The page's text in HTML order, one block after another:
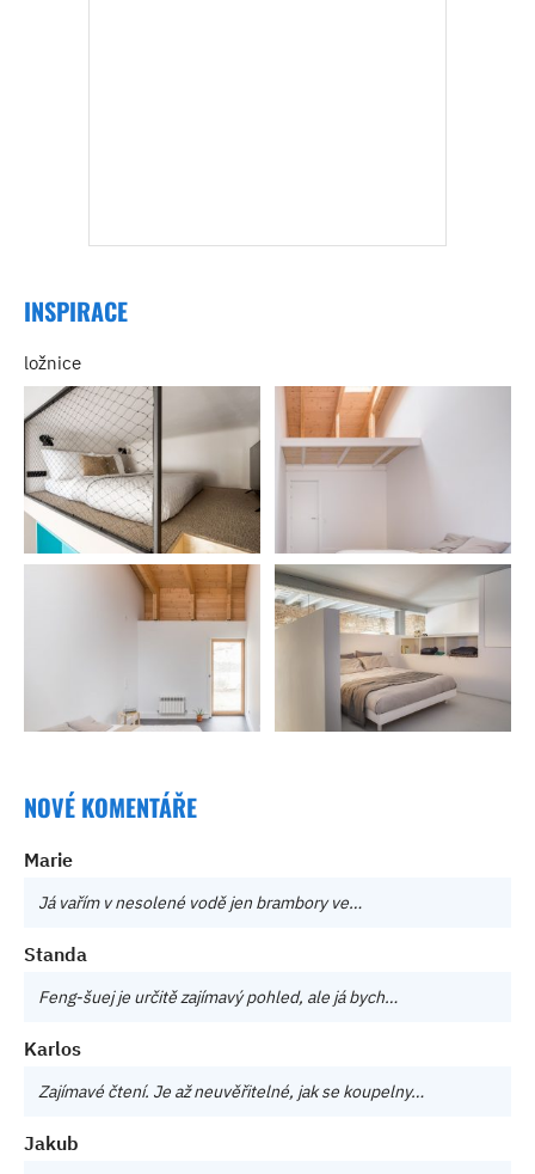
INSPIRACE
ložnice
NOVÉ KOMENTÁŘE
Marie
Já vařím v nesolené vodě jen brambory ve…
Standa
Feng-šuej je určitě zajímavý pohled, ale já bych…
Karlos
Zajímavé čtení. Je až neuvěřitelné, jak se koupelny…
Jakub